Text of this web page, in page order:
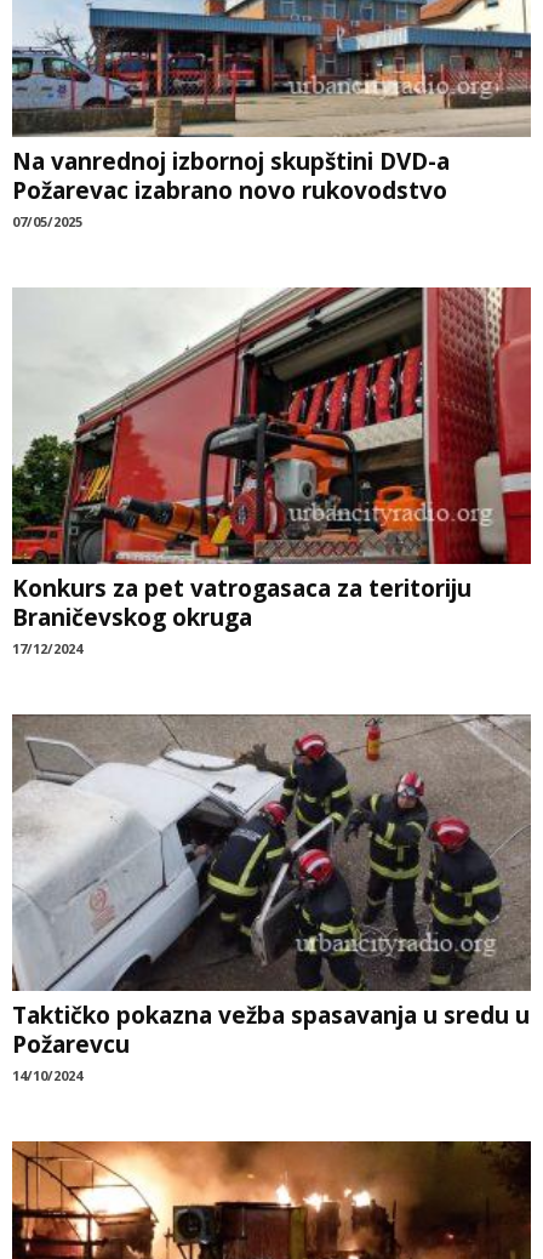
Na vanrednoj izbornoj skupštini DVD-a
Požarevac izabrano novo rukovodstvo
07/05/2025
Konkurs za pet vatrogasaca za teritoriju
Braničevskog okruga
17/12/2024
Taktičko pokazna vežba spasavanja u sredu u
Požarevcu
14/10/2024